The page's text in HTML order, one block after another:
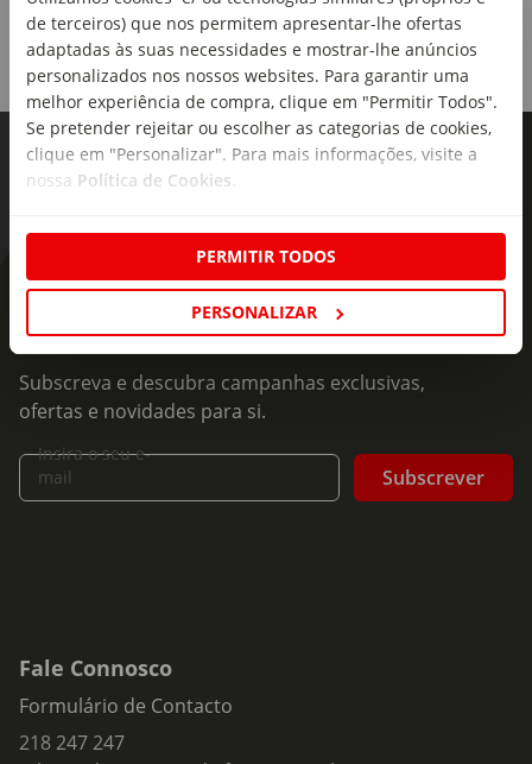
de terceiros) que nos permitem apresentar-lhe ofertas
adaptadas às suas necessidades e mostrar-lhe anúncios
personalizados nos nossos websites. Para garantir uma
melhor experiência de compra, clique em "Permitir Todos".
Se pretender rejeitar ou escolher as categorias de cookies,
clique em "Personalizar". Para mais informações, visite a
nossa Política de Cookies.
PERMITIR TODOS
PERSONALIZAR
Tipo de produto:
Vassousas Elétricas
Inclui:
A vassoura elétrica Cleanexxo é enviada sem bateria e
carregador.
Capacidade:
300ml
As novidades mais frescas no
seu e-mail!
Subscreva e descubra campanhas exclusivas,
ofertas e novidades para si.
Insira o seu e-
mail
Subscrever
Fale Connosco
Formulário de Contacto
218 247 247